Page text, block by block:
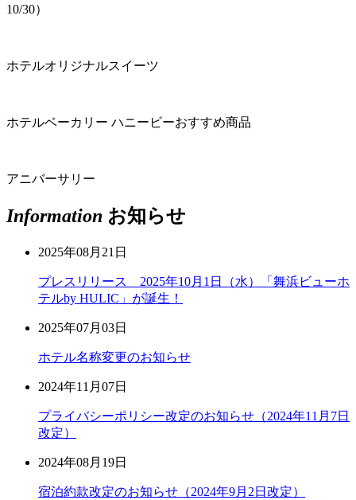
10/30）
ホテルオリジナルスイーツ
ホテルベーカリー ハニービーおすすめ商品
アニバーサリー
Information お知らせ
2025年08月21日
プレスリリース 2025年10月1日（水）「舞浜ビューホ
テルby HULIC」が誕生！
2025年07月03日
ホテル名称変更のお知らせ
2024年11月07日
プライバシーポリシー改定のお知らせ（2024年11月7日
改定）
2024年08月19日
宿泊約款改定のお知らせ（2024年9月2日改定）